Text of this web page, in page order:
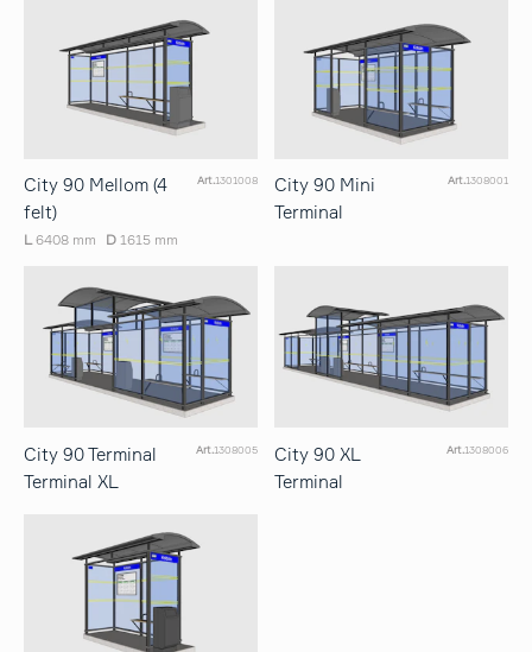
City 90 Mellom (4
felt)
Art.1301008
L 6408 mm D 1615 mm
City 90 Mini
Terminal
Art.1308001
City 90 Terminal
Terminal XL
Art.1308005
City 90 XL
Terminal
Art.1308006